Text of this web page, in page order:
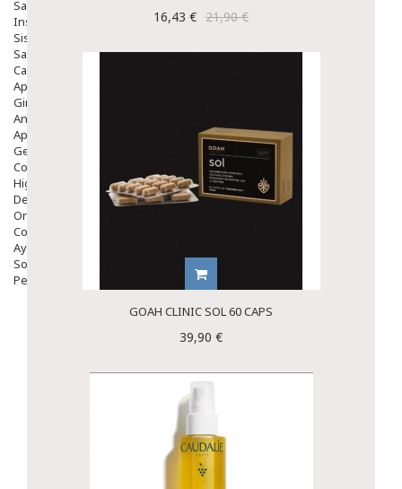
Salud
Insomnio
Sistema Nervioso
Salud Bucodental
Capilar
Apósitos
Ginecología
Anticonceptivos
Aparato Genital
Gente Mayor
Cosmética
Higiene
Dentales
Ortopedia
Complementos Nutricionales.
Ayudas
Solares
Pedido express
16,43 € 21,90 €
GOAH CLINIC SOL 60 CAPS
39,90 €